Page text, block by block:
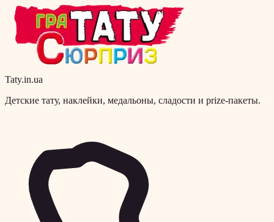
Taty.in.ua
Детские тату, наклейки, медальоны, сладости и prize-пакеты.